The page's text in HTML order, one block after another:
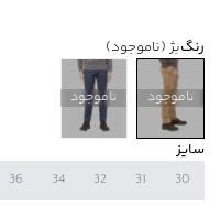
رنگبژ (ناموجود)
ناموجود ناموجود
سایز
30
31
32
34
36